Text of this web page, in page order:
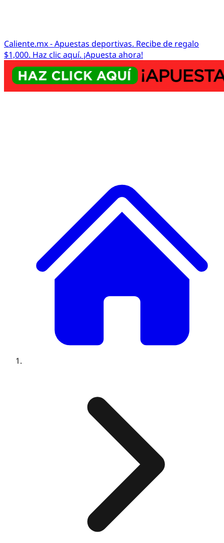
Caliente.mx - Apuestas deportivas. Recibe de regalo
$1,000. Haz clic aquí. ¡Apuesta ahora!